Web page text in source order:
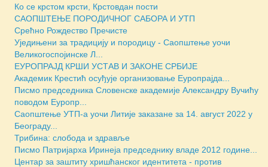
Ко се крстом крсти, Крстовдан пости
САОПШТЕЊЕ ПОРОДИЧНОГ САБОРА И УТП
Срећно Рождество Пречисте
Уједињени за традицију и породицу - Саопштење уочи
Великогоспојинске Л...
ЕУРОПРАЈД КРШИ УСТАВ И ЗАКОНЕ СРБИЈЕ
Академик Крестић осуђује организовање Еуропрајда...
Писмо председника Словенске академије Александру Вучићу
поводом Еуропр...
Саопштење УТП-а уочи Литије заказане за 14. август 2022 у
Београду...
Трибина: слобода и здравље
Писмо Патријарха Иринеја председнику владе 2012 године...
Центар за заштиту хришћанског идентитета - против